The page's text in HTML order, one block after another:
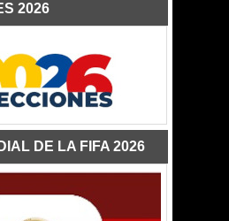
2026
DE LA FIFA 2026